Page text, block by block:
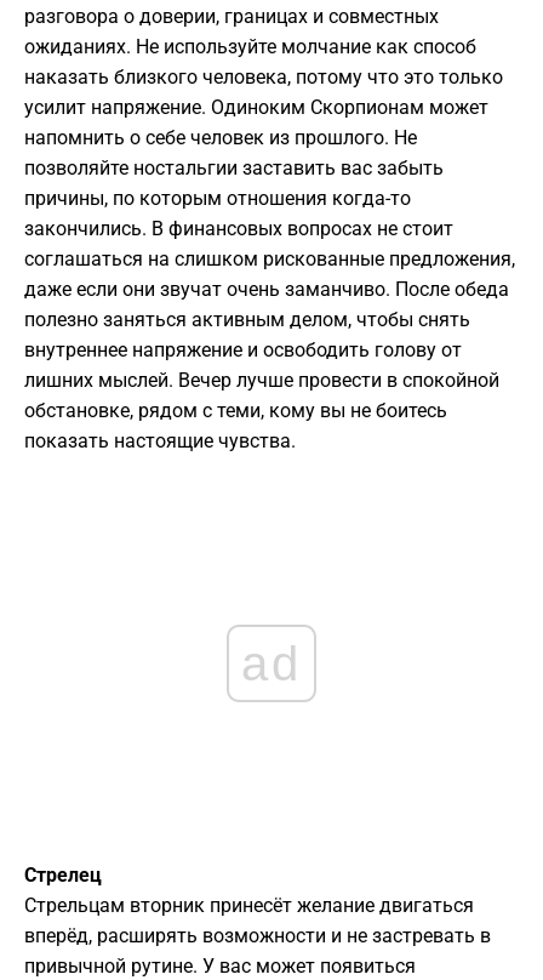
разговора о доверии, границах и совместных
ожиданиях. Не используйте молчание как способ
наказать близкого человека, потому что это только
усилит напряжение. Одиноким Скорпионам может
напомнить о себе человек из прошлого. Не
позволяйте ностальгии заставить вас забыть
причины, по которым отношения когда-то
закончились. В финансовых вопросах не стоит
соглашаться на слишком рискованные предложения,
даже если они звучат очень заманчиво. После обеда
полезно заняться активным делом, чтобы снять
внутреннее напряжение и освободить голову от
лишних мыслей. Вечер лучше провести в спокойной
обстановке, рядом с теми, кому вы не боитесь
показать настоящие чувства.
ad
Стрелец
Стрельцам вторник принесёт желание двигаться
вперёд, расширять возможности и не застревать в
привычной рутине. У вас может появиться